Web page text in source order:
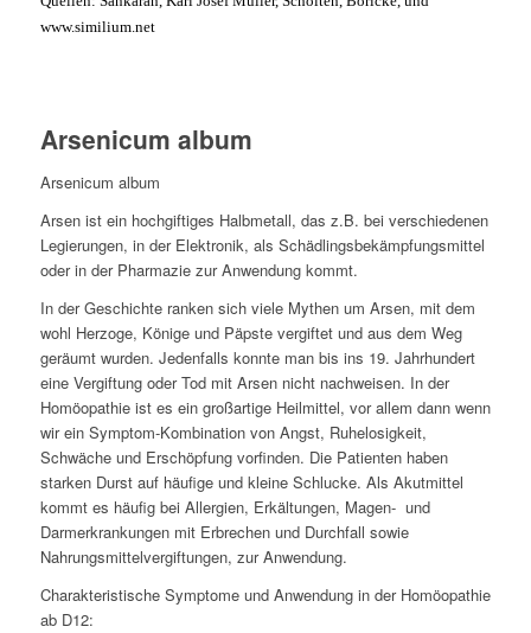
www.similium.net
Arsenicum album
Arsenicum album
Arsen ist ein hochgiftiges Halbmetall, das z.B. bei verschiedenen
Legierungen, in der Elektronik, als Schädlingsbekämpfungsmittel
oder in der Pharmazie zur Anwendung kommt.
In der Geschichte ranken sich viele Mythen um Arsen, mit dem
wohl Herzoge, Könige und Päpste vergiftet und aus dem Weg
geräumt wurden. Jedenfalls konnte man bis ins 19. Jahrhundert
eine Vergiftung oder Tod mit Arsen nicht nachweisen. In der
Homöopathie ist es ein großartige Heilmittel, vor allem dann wenn
wir ein Symptom-Kombination von Angst, Ruhelosigkeit,
Schwäche und Erschöpfung vorfinden. Die Patienten haben
starken Durst auf häufige und kleine Schlucke. Als Akutmittel
kommt es häufig bei Allergien, Erkältungen, Magen- und
Darmerkrankungen mit Erbrechen und Durchfall sowie
Nahrungsmittelvergiftungen, zur Anwendung.
Charakteristische Symptome und Anwendung in der Homöopathie
ab D12: